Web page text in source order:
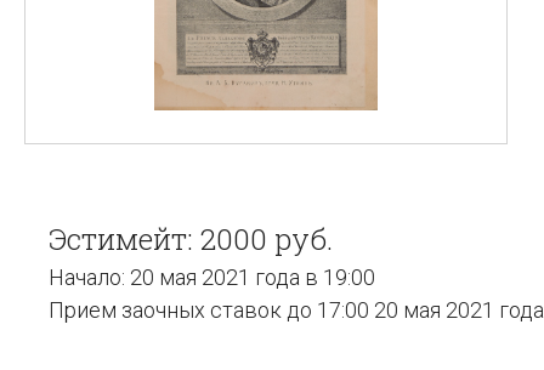
Эстимейт: 2000 руб.
Начало: 20 мая 2021 года в 19:00
Прием заочных ставок до 17:00 20 мая 2021 года